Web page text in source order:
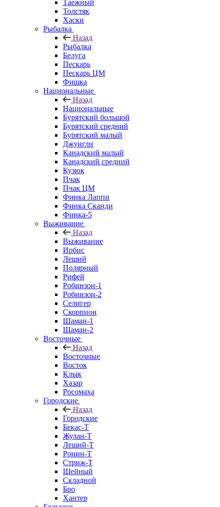
Таежный
Толстяк
Хаски
Рыбалка
Назад
Рыбалка
Белуга
Пескарь
Пескарь ЦМ
Фишка
Национальные
Назад
Национальные
Бурятский большой
Бурятский средний
Бурятский малый
Джунгли
Канадский малый
Канадский средний
Кузюк
Пчак
Пчак ЦМ
Финка Лаппи
Финка Сканди
Финка-5
Выживание
Назад
Выживание
Ирбис
Леший
Полярный
Рифей
Робинзон-1
Робинзон-2
Селигер
Скорпион
Шаман-1
Шаман-2
Восточные
Назад
Восточные
Восток
Клык
Хазар
Росомаха
Городские
Назад
Городские
Бекас-Т
Жулан-Т
Леший-Т
Ронин-Т
Стриж-Т
Шейный
Складной
Бро
Хантер